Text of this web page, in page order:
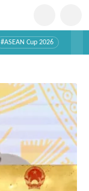
#ASEAN Cup 2026